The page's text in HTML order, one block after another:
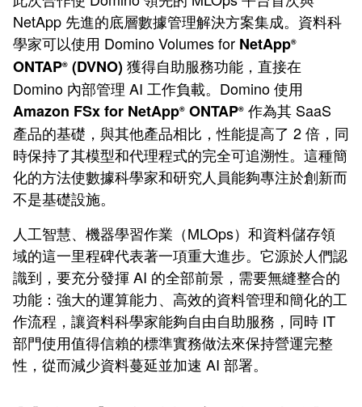
NetApp 先進的底層數據管理解決方案集成。資料科
學家可以使用 Domino Volumes for NetApp®
ONTAP® (DVNO)獲得自助服務功能，直接在
Domino 內部管理 AI 工作負載。Domino 使用
Amazon FSx for NetApp® ONTAP® 作為其 SaaS
產品的基礎，與其他產品相比，性能提高了 2 倍，同
時保持了其模型和代理程式的完全可追溯性。這種簡
化的方法使數據科學家和研究人員能夠專注於創新而
不是基礎設施。
人工智慧、機器學習作業（MLOps）和資料儲存領
域的這一里程碑代表著一項重大進步。它源於人們認
識到，要充分發揮 AI 的全部前景，需要無縫整合的
功能：強大的運算能力、高效的資料管理和簡化的工
作流程，讓資料科學家能夠自由自助服務，同時 IT
部門使用值得信賴的標準實務做法來保持營運完整
性，從而減少資料蔓延並加速 AI 部署。